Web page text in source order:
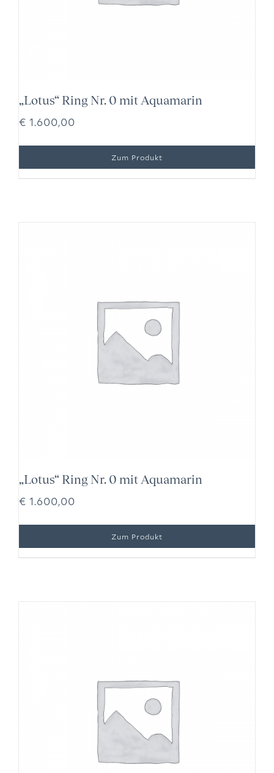
„Lotus“ Ring Nr. 0 mit Aquamarin
€ 1.600,00
„Lotus“ Ring Nr. 0 mit Aquamarin
€ 1.600,00